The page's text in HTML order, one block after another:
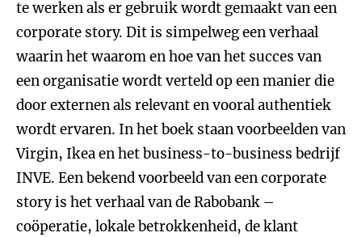
te werken als er gebruik wordt gemaakt van een
corporate story. Dit is simpelweg een verhaal
waarin het waarom en hoe van het succes van
een organisatie wordt verteld op een manier die
door externen als relevant en vooral authentiek
wordt ervaren. In het boek staan voorbeelden van
Virgin, Ikea en het business-to-business bedrijf
INVE. Een bekend voorbeeld van een corporate
story is het verhaal van de Rabobank –
coöperatie, lokale betrokkenheid, de klant